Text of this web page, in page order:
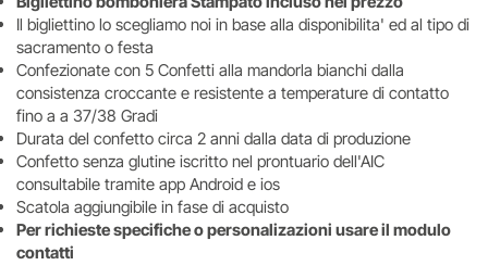
Il bigliettino lo scegliamo noi in base alla disponibilita' ed al tipo di
sacramento o festa
Confezionate con 5 Confetti alla mandorla bianchi dalla
consistenza croccante e resistente a temperature di contatto
fino a a 37/38 Gradi
Durata del confetto circa 2 anni dalla data di produzione
Confetto senza glutine iscritto nel prontuario dell'AIC
consultabile tramite app Android e ios
Scatola aggiungibile in fase di acquisto
Per richieste specifiche o personalizazioni usare il modulo
contatti